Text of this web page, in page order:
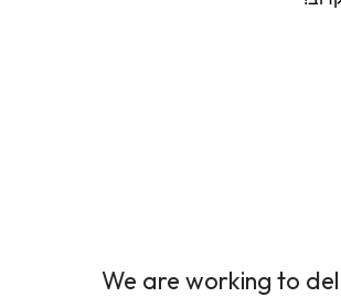
We are working to